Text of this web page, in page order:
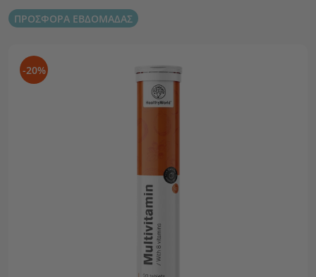
ΠΡΟΣΦΟΡΑ ΕΒΔΟΜΑΔΑΣ
-20%